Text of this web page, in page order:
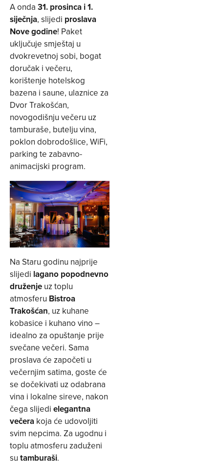
A onda 31. prosinca i 1.
siječnja, slijedi proslava
Nove godine! Paket
uključuje smještaj u
dvokrevetnoj sobi, bogat
doručak i večeru,
korištenje hotelskog
bazena i saune, ulaznice za
Dvor Trakošćan,
novogodišnju večeru uz
tamburaše, butelju vina,
poklon dobrodošlice, WiFi,
parking te zabavno-
animacijski program.
Na Staru godinu najprije
slijedi lagano popodnevno
druženje uz toplu
atmosferu Bistroa
Trakošćan, uz kuhane
kobasice i kuhano vino –
idealno za opuštanje prije
svečane večeri. Sama
proslava će započeti u
večernjim satima, goste će
se dočekivati uz odabrana
vina i lokalne sireve, nakon
čega slijedi elegantna
večera koja će udovoljiti
svim nepcima. Za ugodnu i
toplu atmosferu zaduženi
su tamburaši.